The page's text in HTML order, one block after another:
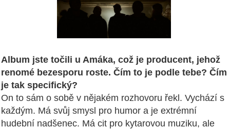
Album jste točili u Amáka, což je producent, jehož
renomé bezesporu roste. Čím to je podle tebe? Čím
je tak specifický?
On to sám o sobě v nějakém rozhovoru řekl. Vychází s
každým. Má svůj smysl pro humor a je extrémní
hudební nadšenec. Má cit pro kytarovou muziku, ale